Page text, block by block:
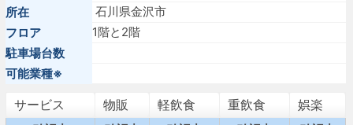
所在
石川県金沢市
フロア
1階と2階
駐車場台数
可能業種※
サービス 物販 軽飲食 重飲食 娯楽